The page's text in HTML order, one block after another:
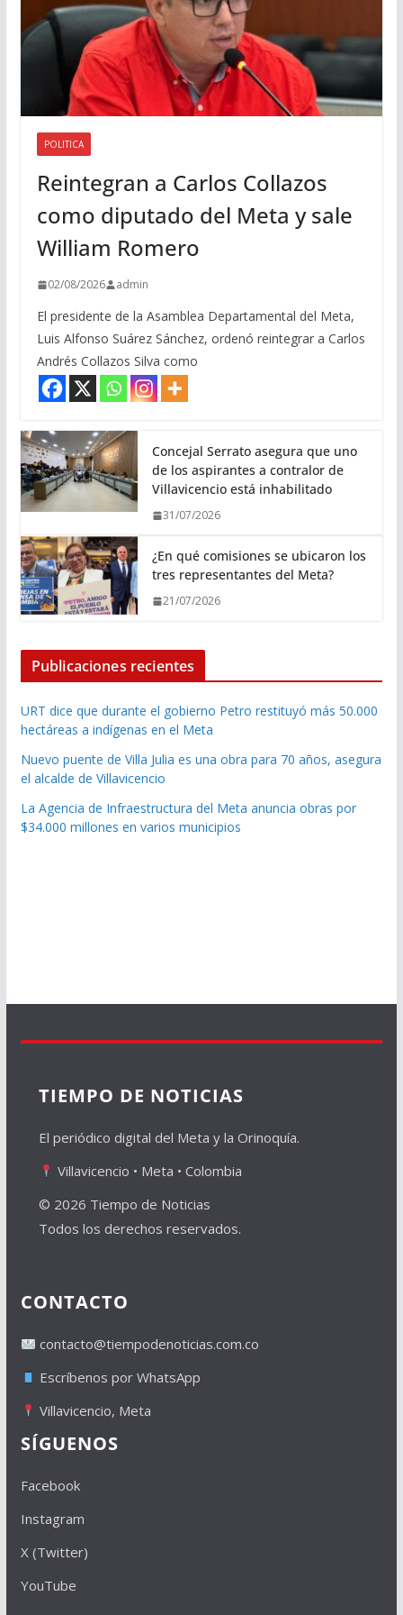
POLITICA
Reintegran a Carlos Collazos
como diputado del Meta y sale
William Romero
02/08/2026 admin
El presidente de la Asamblea Departamental del Meta,
Luis Alfonso Suárez Sánchez, ordenó reintegrar a Carlos
Andrés Collazos Silva como
Concejal Serrato asegura que uno
de los aspirantes a contralor de
Villavicencio está inhabilitado
31/07/2026
¿En qué comisiones se ubicaron los
tres representantes del Meta?
21/07/2026
Publicaciones recientes
URT dice que durante el gobierno Petro restituyó más 50.000
hectáreas a indígenas en el Meta
Nuevo puente de Villa Julia es una obra para 70 años, asegura
el alcalde de Villavicencio
La Agencia de Infraestructura del Meta anuncia obras por
$34.000 millones en varios municipios
TIEMPO DE NOTICIAS
El periódico digital del Meta y la Orinoquía.
Villavicencio • Meta • Colombia
© 2026 Tiempo de Noticias
Todos los derechos reservados.
CONTACTO
contacto@tiempodenoticias.com.co
Escríbenos por WhatsApp
Villavicencio, Meta
SÍGUENOS
Facebook
Instagram
X (Twitter)
YouTube